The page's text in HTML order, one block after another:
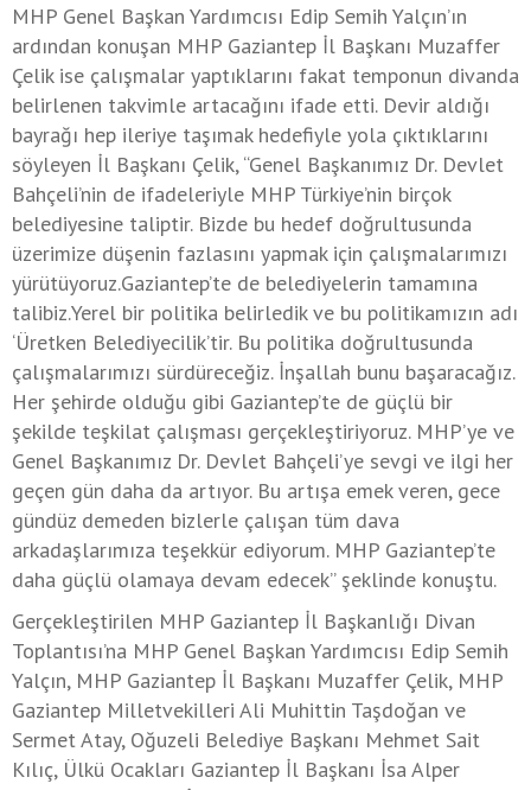
MHP Genel Başkan Yardımcısı Edip Semih Yalçın’ın
ardından konuşan MHP Gaziantep İl Başkanı Muzaffer
Çelik ise çalışmalar yaptıklarını fakat temponun divanda
belirlenen takvimle artacağını ifade etti. Devir aldığı
bayrağı hep ileriye taşımak hedefiyle yola çıktıklarını
söyleyen İl Başkanı Çelik, “Genel Başkanımız Dr. Devlet
Bahçeli’nin de ifadeleriyle MHP Türkiye’nin birçok
belediyesine taliptir. Bizde bu hedef doğrultusunda
üzerimize düşenin fazlasını yapmak için çalışmalarımızı
yürütüyoruz.Gaziantep’te de belediyelerin tamamına
talibiz.Yerel bir politika belirledik ve bu politikamızın adı
‘Üretken Belediyecilik’tir. Bu politika doğrultusunda
çalışmalarımızı sürdüreceğiz. İnşallah bunu başaracağız.
Her şehirde olduğu gibi Gaziantep’te de güçlü bir
şekilde teşkilat çalışması gerçekleştiriyoruz. MHP’ye ve
Genel Başkanımız Dr. Devlet Bahçeli’ye sevgi ve ilgi her
geçen gün daha da artıyor. Bu artışa emek veren, gece
gündüz demeden bizlerle çalışan tüm dava
arkadaşlarımıza teşekkür ediyorum. MHP Gaziantep’te
daha güçlü olamaya devam edecek” şeklinde konuştu.
Gerçekleştirilen MHP Gaziantep İl Başkanlığı Divan
Toplantısı’na MHP Genel Başkan Yardımcısı Edip Semih
Yalçın, MHP Gaziantep İl Başkanı Muzaffer Çelik, MHP
Gaziantep Milletvekilleri Ali Muhittin Taşdoğan ve
Sermet Atay, Oğuzeli Belediye Başkanı Mehmet Sait
Kılıç, Ülkü Ocakları Gaziantep İl Başkanı İsa Alper